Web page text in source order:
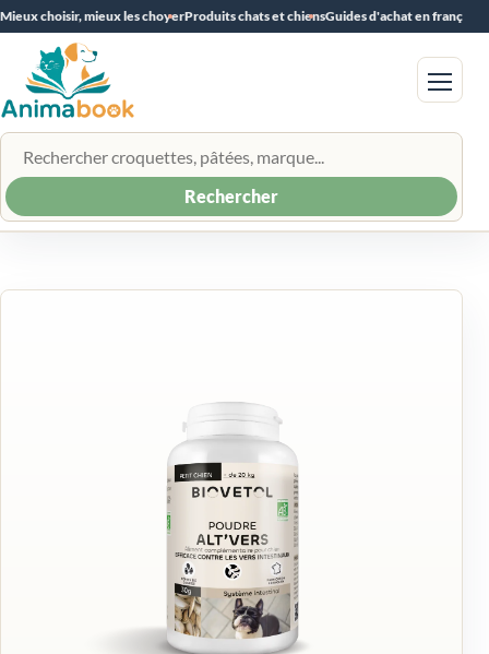
Mieux choisir, mieux les choyerProduits chats et chiensGuides d'achat en français
Rechercher un produit
Rechercher
Menu